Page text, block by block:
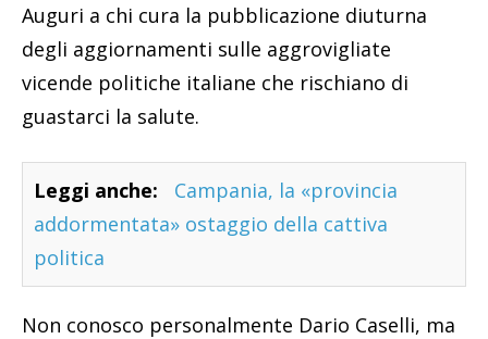
Auguri a chi cura la pubblicazione diuturna
degli aggiornamenti sulle aggrovigliate
vicende politiche italiane che rischiano di
guastarci la salute.
Leggi anche:
Campania, la «provincia
addormentata» ostaggio della cattiva
politica
Non conosco personalmente Dario Caselli, ma